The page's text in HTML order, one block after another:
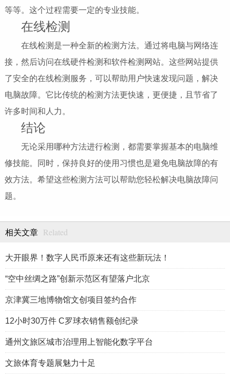
等等。这个过程需要一定的专业技能。
在线检测
在线检测是一种全新的检测方法。通过将电脑与网络连
接，然后访问在线硬件检测和软件检测网站。这些网站提供
了安全的在线检测服务，可以帮助用户快速发现问题，解决
电脑故障。它比传统的检测方法更快速，更便捷，且节省了
许多时间和人力。
结论
无论采用哪种方法进行检测，都需要掌握基本的电脑维
修技能。同时，保持良好的使用习惯也是避免电脑故障的有
效方法。希望这些检测方法可以帮助您轻松解决电脑故障问
题。
相关文章 Related
大开眼界！数字人民币原来还有这些新玩法！
“空中丝绸之路”创新示范区有望落户北京
京津冀三地博物馆文创项目签约合作
12小时30万件 C罗球衣销售额创纪录
通州文旅区城市治理用上智能化数字平台
文旅体育专题展魅力十足